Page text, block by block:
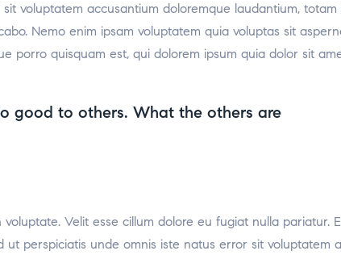
voluptatem accusantium doloremque laudantium,
Nemo enim ipsam voluptatem quia voluptas sit
porro quisquam est, qui dolorem ipsum quia dolor sit
good to others. What the others are
Velit esse cillum dolore eu fugiat nulla
ut perspiciatis unde omnis iste natus error sit